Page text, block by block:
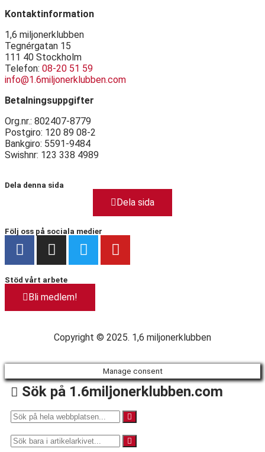
Kontaktinformation
1,6 miljonerklubben
Tegnérgatan 15
111 40 Stockholm
Telefon: 08-20 51 59
info@1.6miljonerklubben.com
Betalningsuppgifter
Org.nr.: 802407-8779
Postgiro: 120 89 08-2
Bankgiro: 5591-9484
Swishnr: 123 338 4989
Dela denna sida
Dela sida
Följ oss på sociala medier
Stöd vårt arbete
Bli medlem!
Copyright © 2025. 1,6 miljonerklubben
Manage consent
Sök på 1.6miljonerklubben.com